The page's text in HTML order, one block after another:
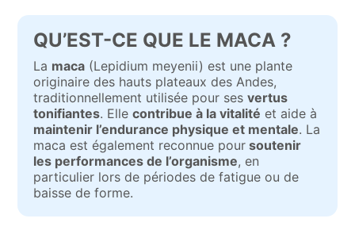
QU’EST-CE QUE LE MACA ?
La maca (Lepidium meyenii) est une plante
originaire des hauts plateaux des Andes,
traditionnellement utilisée pour sesvertus
tonifiantes. Ellecontribue à la vitalité et aide à
maintenir l’endurance physique et mentale. La
maca est également reconnue pour soutenir
les performances de l’organisme, en
particulier lors de périodes de fatigue ou de
baisse de forme.